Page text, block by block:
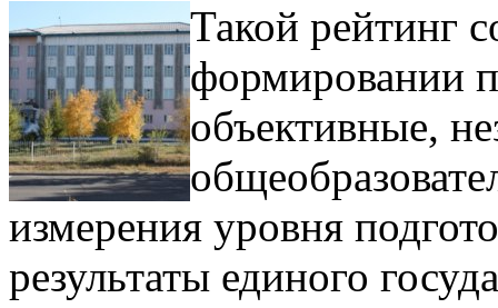
Такой рейтинг
формировании
объективные,
измерения уровня
результаты единого